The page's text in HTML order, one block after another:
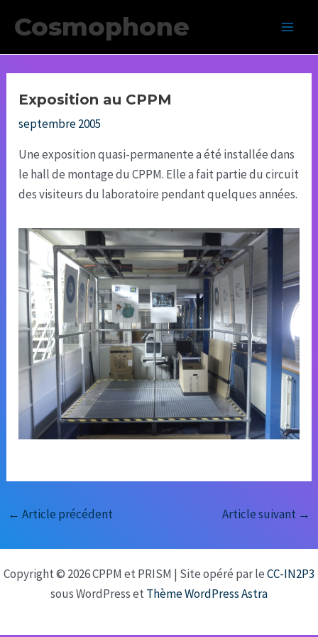
Cosmophone
Exposition au CPPM
septembre 2005
Une exposition quasi-permanente a été installée dans
le hall de montage du CPPM. Elle a fait partie du circuit
des visiteurs du laboratoire pendant quelques années.
← Article précédent Article suivant →
Copyright © 2026 CPPM et PRISM | Site opéré par leCC-IN2P3
sous WordPress etThème WordPress Astra